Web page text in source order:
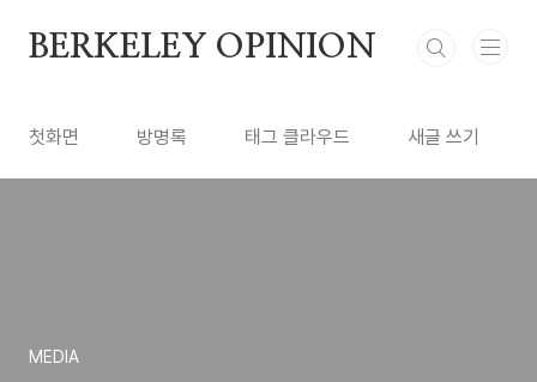
BERKELEY OPINION
첫화면 방명록 태그 클라우드 새글 쓰기
MEDIA